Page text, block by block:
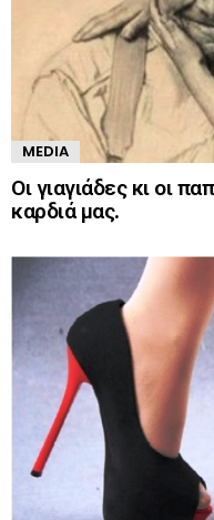
MEDIA
Οι γιαγιάδες κι οι
καρδιά μας.